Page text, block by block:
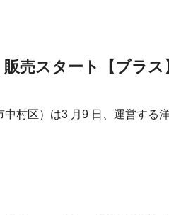
売スタート【ブラス
村区）は3 月9 日、運営する